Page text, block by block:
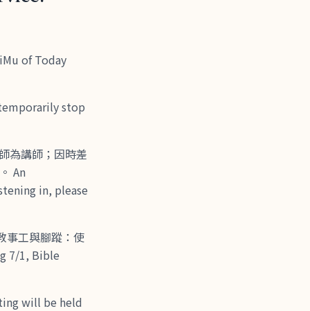
of Today
stop
為講師；因時差
An
in, please
事工與腳蹤：使
7/1, Bible
will be held